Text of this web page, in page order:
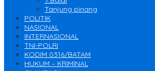
Tanjung pinang
POLITIK
NASIONAL
INTERNASIONAL
TNI-POLRI
KODIM 0316/BATAM
HUKUM – KRIMINAL